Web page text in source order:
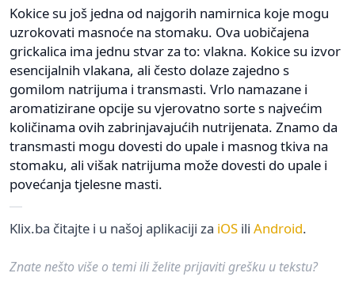
Kokice su još jedna od najgorih namirnica koje mogu
uzrokovati masnoće na stomaku. Ova uobičajena
grickalica ima jednu stvar za to: vlakna. Kokice su izvor
esencijalnih vlakana, ali često dolaze zajedno s
gomilom natrijuma i transmasti. Vrlo namazane i
aromatizirane opcije su vjerovatno sorte s najvećim
količinama ovih zabrinjavajućih nutrijenata. Znamo da
transmasti mogu dovesti do upale i masnog tkiva na
stomaku, ali višak natrijuma može dovesti do upale i
povećanja tjelesne masti.
Klix.ba čitajte i u našoj aplikaciji za iOS ili Android.
Znate nešto više o temi ili želite prijaviti grešku u tekstu?